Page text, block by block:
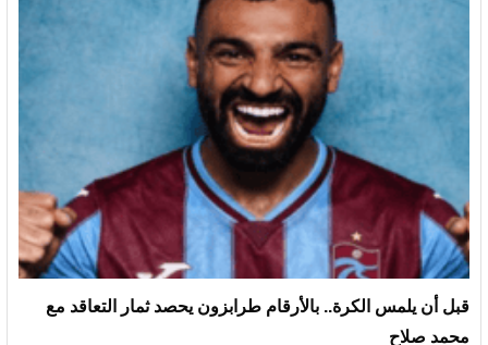
قبل أن يلمس الكرة.. بالأرقام طرابزون يحصد ثمار التعاقد مع
محمد صلاح